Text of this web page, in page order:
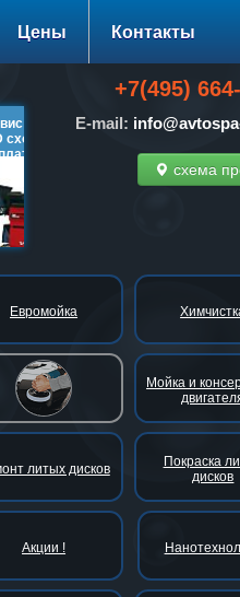
Цены Контакты
+7(495)
E-mail:
схема
диагностики ходовой
развала
Нано-
Евромойка
полировка
Мойка и
литых дисков
Покраска
дисков
Акции !